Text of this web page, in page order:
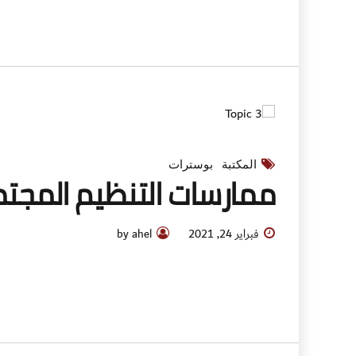
المكتبة بوسترات
ممارسات التنظيم
فبراير 24, 2021 by ahel